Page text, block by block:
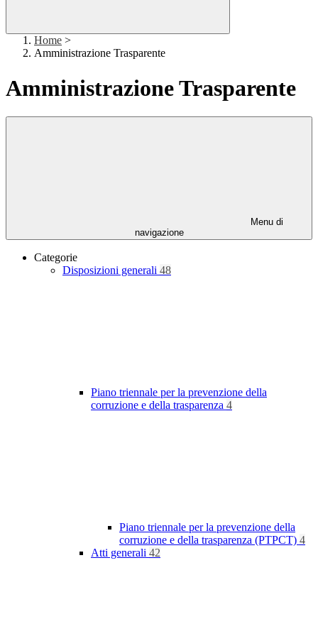
Home >
Amministrazione Trasparente
Amministrazione Trasparente
Menu di
navigazione
Categorie
Disposizioni generali 48
Piano triennale per la prevenzione della
corruzione e della trasparenza 4
Piano triennale per la prevenzione della
corruzione e della trasparenza (PTPCT) 4
Atti generali 42